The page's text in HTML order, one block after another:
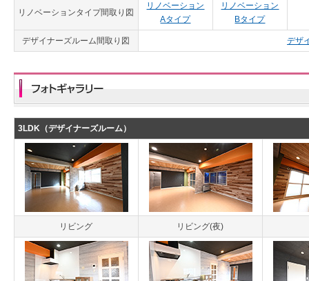
リノベーションタイプ間取り図
リノベーション
Aタイプ
リノベーション
Bタイプ
デザイナーズルーム間取り図 デザ
3LDK（デザイナーズルーム）
リビング リビング(夜)